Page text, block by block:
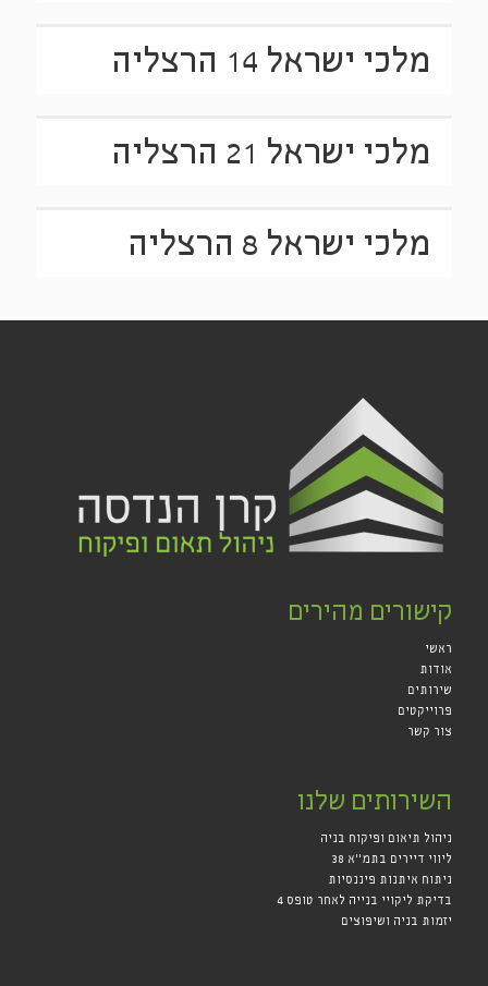
מלכי ישראל 14 הרצליה
מלכי ישראל 21 הרצליה
מלכי ישראל 8 הרצליה
קישורים מהירים
ראשי
אודות
שירותים
פרוייקטים
צור קשר
השירותים שלנו
ניהול תיאום ופיקוח בניה
ליווי דיירים בתמ"א 38
ניתוח איתנות פיננסיות
בדיקת ליקויי בנייה לאחר טופס 4
יזמות בניה ושיפוצים